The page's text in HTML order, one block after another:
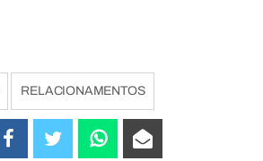
RELACIONAMENTOS